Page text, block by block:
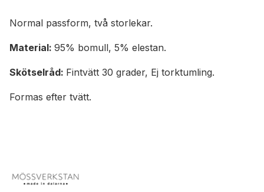
Normal passform, två storlekar.
Material: 95% bomull, 5% elestan.
Skötselråd: Fintvätt 30 grader, Ej torktumling.
Formas efter tvätt.